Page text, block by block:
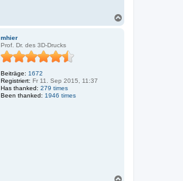
mhier
Prof. Dr. des 3D-Drucks
Beiträge: 1672
Registriert: Fr 11. Sep 2015, 11:37
Has thanked: 279 times
Been thanked: 1946 times